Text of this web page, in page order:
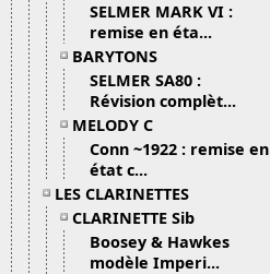
SELMER MARK VI :
remise en éta...
BARYTONS
SELMER SA80 :
Révision complèt...
MELODY C
Conn ~1922 : remise en
état c...
LES CLARINETTES
CLARINETTE Sib
Boosey & Hawkes
modèle Imperi...